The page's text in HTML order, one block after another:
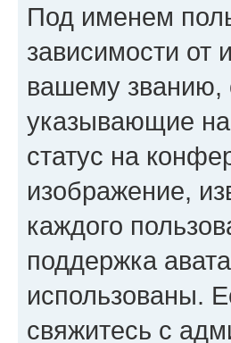
Под именем
зависимости от
вашему званию,
указывающие
статус на
изображение,
каждого
поддержка
использованы.
свяжитесь с